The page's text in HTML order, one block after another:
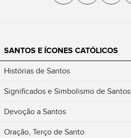
SANTOS E ÍCONES CATÓLICOS
Histórias de Santos
Significados e Simbolismo de Santos
Devoção a Santos
Oração, Terço de Santo